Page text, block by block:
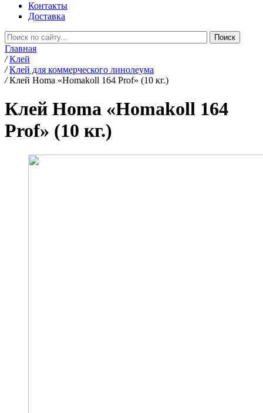
Контакты
Доставка
Главная
/ Клей
/ Клей для коммерческого линолеума
/ Клей Homa «Homakoll 164 Prof» (10 кг.)
Клей Homa «Homakoll 164
Prof» (10 кг.)